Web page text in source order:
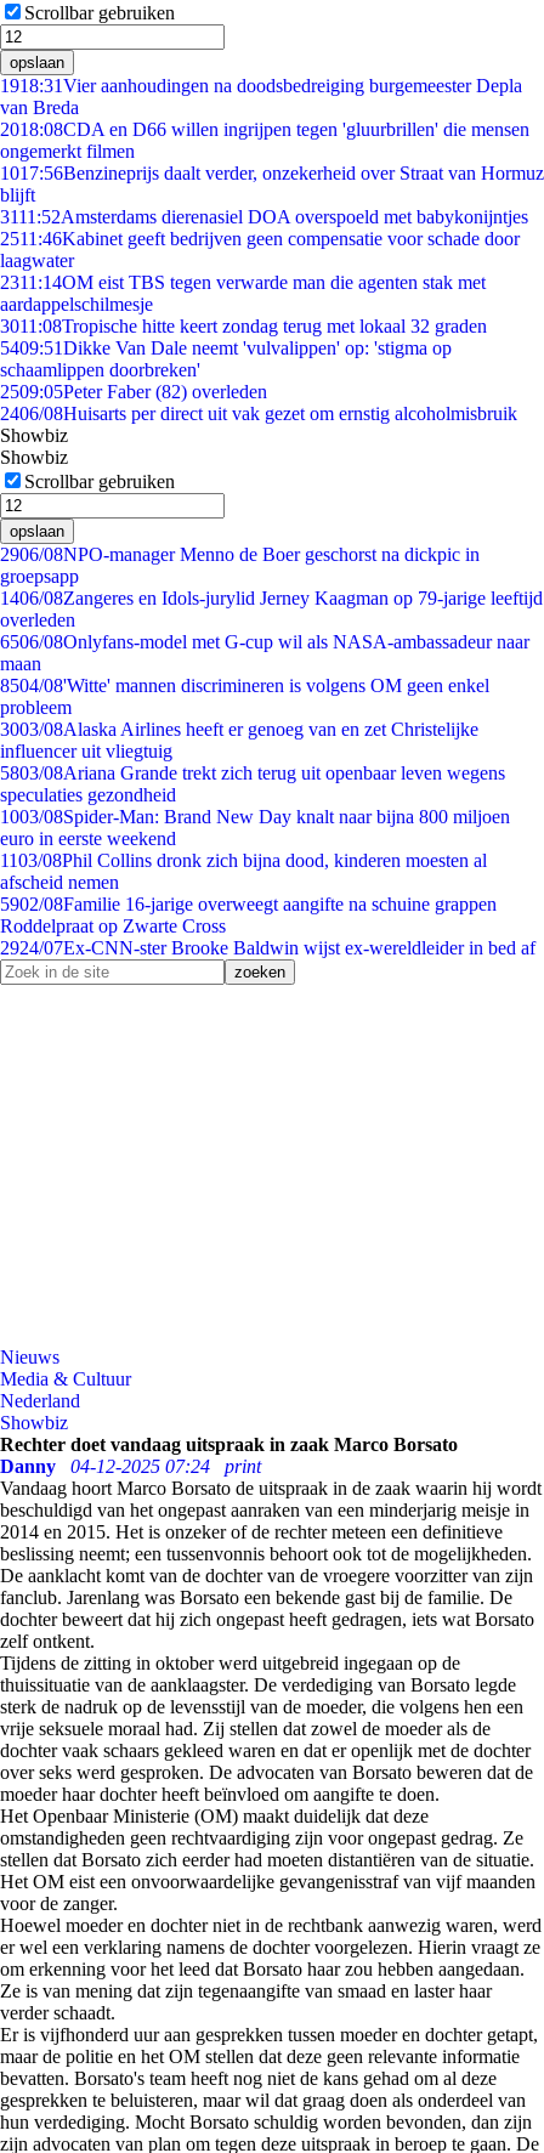
Scrollbar gebruiken
opslaan
1918:31Vier aanhoudingen na doodsbedreiging burgemeester Depla
van Breda
2018:08CDA en D66 willen ingrijpen tegen 'gluurbrillen' die mensen
ongemerkt filmen
1017:56Benzineprijs daalt verder, onzekerheid over Straat van Hormuz
blijft
3111:52Amsterdams dierenasiel DOA overspoeld met babykonijntjes
2511:46Kabinet geeft bedrijven geen compensatie voor schade door
laagwater
2311:14OM eist TBS tegen verwarde man die agenten stak met
aardappelschilmesje
3011:08Tropische hitte keert zondag terug met lokaal 32 graden
5409:51Dikke Van Dale neemt 'vulvalippen' op: 'stigma op
schaamlippen doorbreken'
2509:05Peter Faber (82) overleden
2406/08Huisarts per direct uit vak gezet om ernstig alcoholmisbruik
Showbiz
Showbiz
Scrollbar gebruiken
opslaan
2906/08NPO-manager Menno de Boer geschorst na dickpic in
groepsapp
1406/08Zangeres en Idols-jurylid Jerney Kaagman op 79-jarige leeftijd
overleden
6506/08Onlyfans-model met G-cup wil als NASA-ambassadeur naar
maan
8504/08'Witte' mannen discrimineren is volgens OM geen enkel
probleem
3003/08Alaska Airlines heeft er genoeg van en zet Christelijke
influencer uit vliegtuig
5803/08Ariana Grande trekt zich terug uit openbaar leven wegens
speculaties gezondheid
1003/08Spider-Man: Brand New Day knalt naar bijna 800 miljoen
euro in eerste weekend
1103/08Phil Collins dronk zich bijna dood, kinderen moesten al
afscheid nemen
5902/08Familie 16-jarige overweegt aangifte na schuine grappen
Roddelpraat op Zwarte Cross
2924/07Ex-CNN-ster Brooke Baldwin wijst ex-wereldleider in bed af
Nieuws
Media & Cultuur
Nederland
Showbiz
Rechter doet vandaag uitspraak in zaak Marco Borsato
Danny
04-12-2025 07:24
print
Vandaag hoort Marco Borsato de uitspraak in de zaak waarin hij wordt
beschuldigd van het ongepast aanraken van een minderjarig meisje in
2014 en 2015. Het is onzeker of de rechter meteen een definitieve
beslissing neemt; een tussenvonnis behoort ook tot de mogelijkheden.
De aanklacht komt van de dochter van de vroegere voorzitter van zijn
fanclub. Jarenlang was Borsato een bekende gast bij de familie. De
dochter beweert dat hij zich ongepast heeft gedragen, iets wat Borsato
zelf ontkent.
Tijdens de zitting in oktober werd uitgebreid ingegaan op de
thuissituatie van de aanklaagster. De verdediging van Borsato legde
sterk de nadruk op de levensstijl van de moeder, die volgens hen een
vrije seksuele moraal had. Zij stellen dat zowel de moeder als de
dochter vaak schaars gekleed waren en dat er openlijk met de dochter
over seks werd gesproken. De advocaten van Borsato beweren dat de
moeder haar dochter heeft beïnvloed om aangifte te doen.
Het Openbaar Ministerie (OM) maakt duidelijk dat deze
omstandigheden geen rechtvaardiging zijn voor ongepast gedrag. Ze
stellen dat Borsato zich eerder had moeten distantiëren van de situatie.
Het OM eist een onvoorwaardelijke gevangenisstraf van vijf maanden
voor de zanger.
Hoewel moeder en dochter niet in de rechtbank aanwezig waren, werd
er wel een verklaring namens de dochter voorgelezen. Hierin vraagt ze
om erkenning voor het leed dat Borsato haar zou hebben aangedaan.
Ze is van mening dat zijn tegenaangifte van smaad en laster haar
verder schaadt.
Er is vijfhonderd uur aan gesprekken tussen moeder en dochter getapt,
maar de politie en het OM stellen dat deze geen relevante informatie
bevatten. Borsato's team heeft nog niet de kans gehad om al deze
gesprekken te beluisteren, maar wil dat graag doen als onderdeel van
hun verdediging. Mocht Borsato schuldig worden bevonden, dan zijn
zijn advocaten van plan om tegen deze uitspraak in beroep te gaan. De